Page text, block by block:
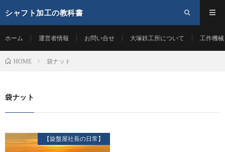
シャフト加工の教科書
ホーム 運営者情報 お問い合せ 大塚鉄工所について 工作機
HOME 袋ナット
袋ナット
【旋盤屋社長の日常】